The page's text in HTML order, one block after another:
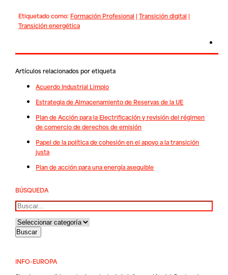
Etiquetado como: Formación Profesional | Transición digital |
Transición energética
Artículos relacionados por etiqueta
Acuerdo Industrial Limpio
Estrategia de Almacenamiento de Reservas de la UE
Plan de Acción para la Electrificación y revisión del régimen
de comercio de derechos de emisión
Papel de la política de cohesión en el apoyo a la transición
justa
Plan de acción para una energía asequible
BÚSQUEDA
Buscar
INFO-EUROPA